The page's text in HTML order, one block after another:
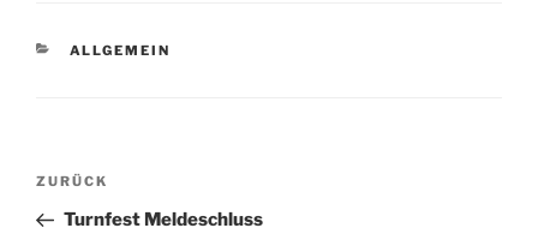
KATEGORIEN
ALLGEMEIN
Beitragsnavigation
Vorheriger
Beitrag
ZURÜCK
Turnfest Meldeschluss